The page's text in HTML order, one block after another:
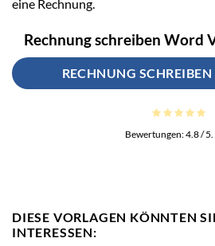
eine Rechnung.
Rechnung schreiben Word
RECHNUNG
Bewertungen:4.8/ 5.
DIESE VORLAGEN KÖNNTEN
INTERESSEN: